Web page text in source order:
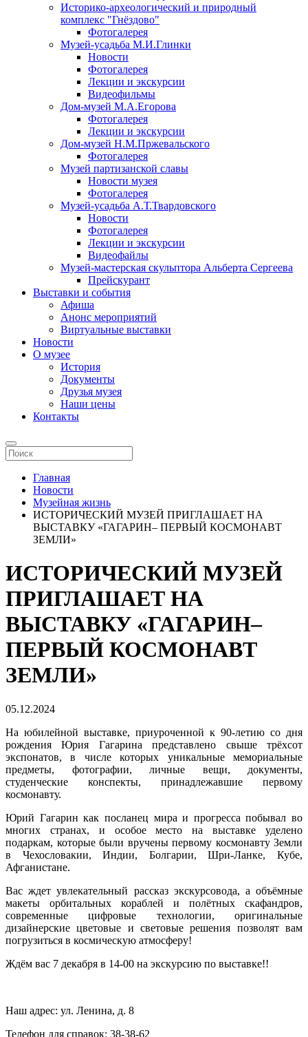
Историко-археологический и природный
комплекс "Гнёздово"
Фотогалерея
Музей-усадьба М.И.Глинки
Новости
Фотогалерея
Лекции и экскурсии
Видеофильмы
Дом-музей М.А.Егорова
Фотогалерея
Лекции и экскурсии
Дом-музей Н.М.Пржевальского
Фотогалерея
Музей партизанской славы
Новости музея
Фотогалерея
Музей-усадьба А.Т.Твардовского
Новости
Фотогалерея
Лекции и экскурсии
Видеофайлы
Музей-мастерская скульптора Альберта Сергеева
Прейскурант
Выставки и события
Афиша
Анонс мероприятий
Виртуальные выставки
Новости
О музее
История
Документы
Друзья музея
Наши цены
Контакты
Главная
Новости
Музейная жизнь
ИСТОРИЧЕСКИЙ МУЗЕЙ ПРИГЛАШАЕТ НА
ВЫСТАВКУ «ГАГАРИН– ПЕРВЫЙ КОСМОНАВТ
ЗЕМЛИ»
ИСТОРИЧЕСКИЙ МУЗЕЙ
ПРИГЛАШАЕТ НА
ВЫСТАВКУ «ГАГАРИН–
ПЕРВЫЙ КОСМОНАВТ
ЗЕМЛИ»
05.12.2024
На юбилейной выставке, приуроченной к 90-летию со дня
рождения Юрия Гагарина представлено свыше трёхсот
экспонатов, в числе которых уникальные мемориальные
предметы, фотографии, личные вещи, документы,
студенческие конспекты, принадлежавшие первому
космонавту.
Юрий Гагарин как посланец мира и прогресса побывал во
многих странах, и особое место на выставке уделено
подаркам, которые были вручены первому космонавту Земли
в Чехословакии, Индии, Болгарии, Шри-Ланке, Кубе,
Афганистане.
Вас ждет увлекательный рассказ экскурсовода, а объёмные
макеты орбитальных кораблей и полётных скафандров,
современные цифровые технологии, оригинальные
дизайнерские цветовые и световые решения позволят вам
погрузиться в космическую атмосферу!
Ждём вас 7 декабря в 14-00 на экскурсию по выставке!!
Наш адрес: ул. Ленина, д. 8
Телефон для справок: 38-38-62